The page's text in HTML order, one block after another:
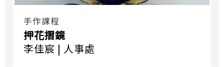
手作課程
押花摺鏡
李佳宸 | 人事處